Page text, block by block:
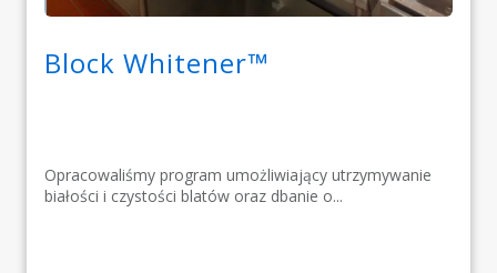
Block Whitener™
Opracowaliśmy program umożliwiający utrzymywanie
białości i czystości blatów oraz dbanie o...